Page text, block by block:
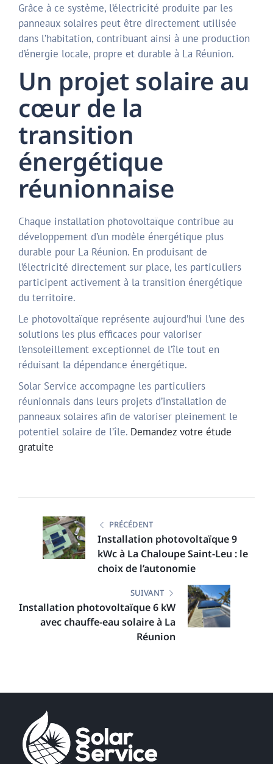
Grâce à ce système, l’électricité produite par les
panneaux solaires peut être directement utilisée
dans l’habitation, contribuant ainsi à une production
d’énergie locale, propre et durable à La Réunion.
Un projet solaire au
cœur de la
transition
énergétique
réunionnaise
Chaque installation photovoltaïque contribue au
développement d’un modèle énergétique plus
durable pour La Réunion. En produisant de
l’électricité directement sur place, les particuliers
participent activement à la transition énergétique
du territoire.
Le photovoltaïque représente aujourd’hui l’une des
solutions les plus efficaces pour valoriser
l’ensoleillement exceptionnel de l’île tout en
réduisant la dépendance énergétique.
Solar Service accompagne les particuliers
réunionnais dans leurs projets d’installation de
panneaux solaires afin de valoriser pleinement le
potentiel solaire de l’île. Demandez votre étude
gratuite
Navigation
de
l’article
PRÉCÉDENT
Installation photovoltaïque 9
kWc à La Chaloupe Saint-Leu : le
choix de l’autonomie
SUIVANT
Installation photovoltaïque 6 kW
avec chauffe-eau solaire à La
Réunion